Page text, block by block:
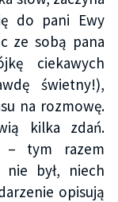
do pani Ewy
ze sobą pana
ciekawych
świetny!),
na rozmowę.
kilka zdań.
– tym razem
nie był, niech
opisują